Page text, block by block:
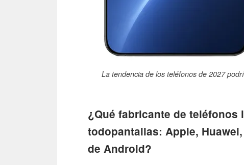
La tendencia de los teléfonos de 2027
¿Qué fabricante de teléfonos
todopantallas: Apple,
de Android?